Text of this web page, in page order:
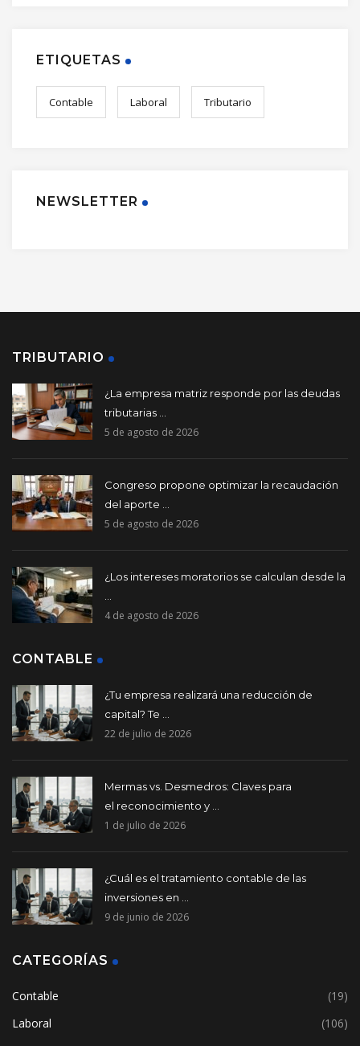
ETIQUETAS
Contable Laboral Tributario
NEWSLETTER
TRIBUTARIO
¿La empresa matriz responde por las deudas
tributarias ...
5 de agosto de 2026
Congreso propone optimizar la recaudación
del aporte ...
5 de agosto de 2026
¿Los intereses moratorios se calculan desde la
4 de agosto de 2026
CONTABLE
¿Tu empresa realizará una reducción de
capital? Te ...
22 de julio de 2026
Mermas vs. Desmedros: Claves para
el reconocimiento y ...
1 de julio de 2026
¿Cuál es el tratamiento contable de las
inversiones en ...
9 de junio de 2026
CATEGORÍAS
Contable
(19)
Laboral
(106)